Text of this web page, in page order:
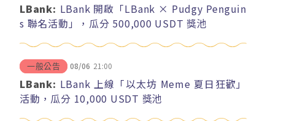
LBank: LBank 開啟「LBank × Pudgy Penguin
s 聯名活動」，瓜分 500,000 USDT 獎池
一般公告 08/06 21:00
LBank: LBank 上線「以太坊 Meme 夏日狂歡」
活動，瓜分 10,000 USDT 獎池